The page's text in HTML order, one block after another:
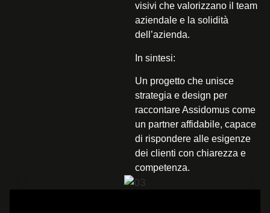
visivi che valorizzano il team
aziendale e la solidità
dell’azienda.
In sintesi:
Un progetto che unisce
strategia e design per
raccontare Assidomus come
un partner affidabile, capace
di rispondere alle esigenze
dei clienti con chiarezza e
competenza.